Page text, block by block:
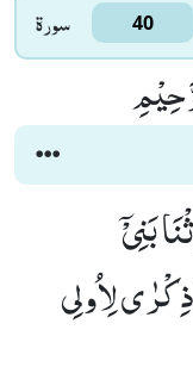
سورۃ 40
بَنِیْۤ
هُدًى وَّ ذِكْرٰى لِاُولِی